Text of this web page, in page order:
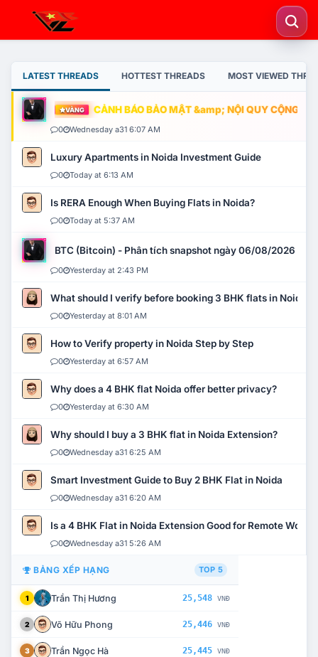
LATEST THREADS HOTTEST THREADS MOST VIEWED
VÀNG CẢNH BÁO BẢO MẬT &amp; NỘI QUY CỘNG
0 Wednesday a31 6:07 AM
Luxury Apartments in Noida Investment Guide
0 Today at 6:13 AM
Is RERA Enough When Buying Flats in Noida?
0 Today at 5:37 AM
BTC (Bitcoin) - Phân tích snapshot ngày 06/08/2026
0 Yesterday at 2:43 PM
What should I verify before booking 3 BHK flats in Noida?
0 Yesterday at 8:01 AM
How to Verify property in Noida Step by Step
0 Yesterday at 6:57 AM
Why does a 4 BHK flat Noida offer better privacy?
0 Yesterday at 6:30 AM
Why should I buy a 3 BHK flat in Noida Extension?
0 Wednesday a31 6:25 AM
Smart Investment Guide to Buy 2 BHK Flat in Noida
0 Wednesday a31 6:20 AM
Is a 4 BHK Flat in Noida Extension Good for Remote Work?
0 Wednesday a31 5:26 AM
BẢNG XẾP HẠNG TOP 5
1 Trần Thị Hương 25,548 VNĐ
2 Võ Hữu Phong 25,446 VNĐ
3 Trần Ngọc Hà 25,445 VNĐ